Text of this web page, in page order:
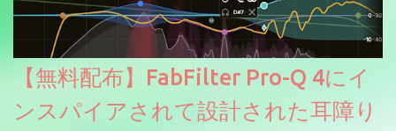
【無料配布】FabFilter Pro-Q 4にイ
ンスパイアされて設計された耳障り